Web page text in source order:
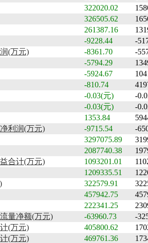
322020.02
326505.62
261387.16
-9228.44
-
(万元)
-8361.70
-
-5794.29
-5924.67
-810.74
-0.03(元)
-
-0.03(元)
-
1353.84
利润(万元)
-9715.54
-
3297075.89
2087740.38
合计(万元)
1093201.01
1209335.51
322579.91
457942.75
222341.25
量净额(万元)
-63960.73
-
(万元)
405800.62
(万元)
469761.36